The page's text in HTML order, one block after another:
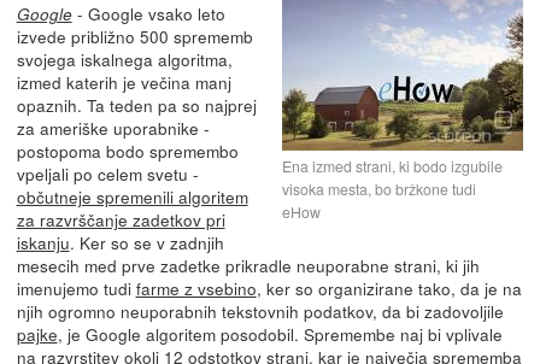
Ena izmed strani, ki bodo izgubile
visoka mesta, bo bržkone tudi
eHow
Google- Google vsako leto
izvede približno 500 sprememb
svojega iskalnega algoritma,
izmed katerih je večina manj
opaznih. Ta teden pa so najprej
za ameriške uporabnike -
postopoma bodo spremembo
vpeljali po celem svetu -
občutneje spremenili algoritem
za razvrščanje zadetkov pri
iskanju. Ker so se v zadnjih
mesecih med prve zadetke prikradle neuporabne strani, ki jih
imenujemo tudi farme z vsebino, ker so organizirane tako, da je na
njih ogromno neuporabnih tekstovnih podatkov, da bi zadovoljile
pajke, je Google algoritem posodobil. Spremembe naj bi vplivale
na razvrstitev okoli 12 odstotkov strani, kar je največja sprememba